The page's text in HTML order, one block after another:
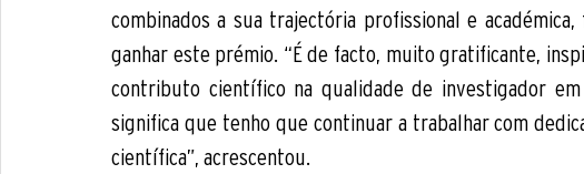
combinados a sua trajectória profissional e
ganhar este prémio. “É de facto, muito gratificante,
contributo científico na qualidade de investigador
significa que tenho que continuar a trabalhar com
científica”, acrescentou.